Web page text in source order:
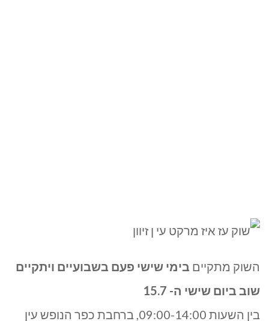
השוק מתקיים בימי שישי פעם בשבועיים ויתקיים
שוב ביום שישי ה- 15.7
בין השעות 09:00-14:00, ברחבת כפר הנופש עין